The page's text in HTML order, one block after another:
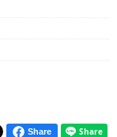
Share